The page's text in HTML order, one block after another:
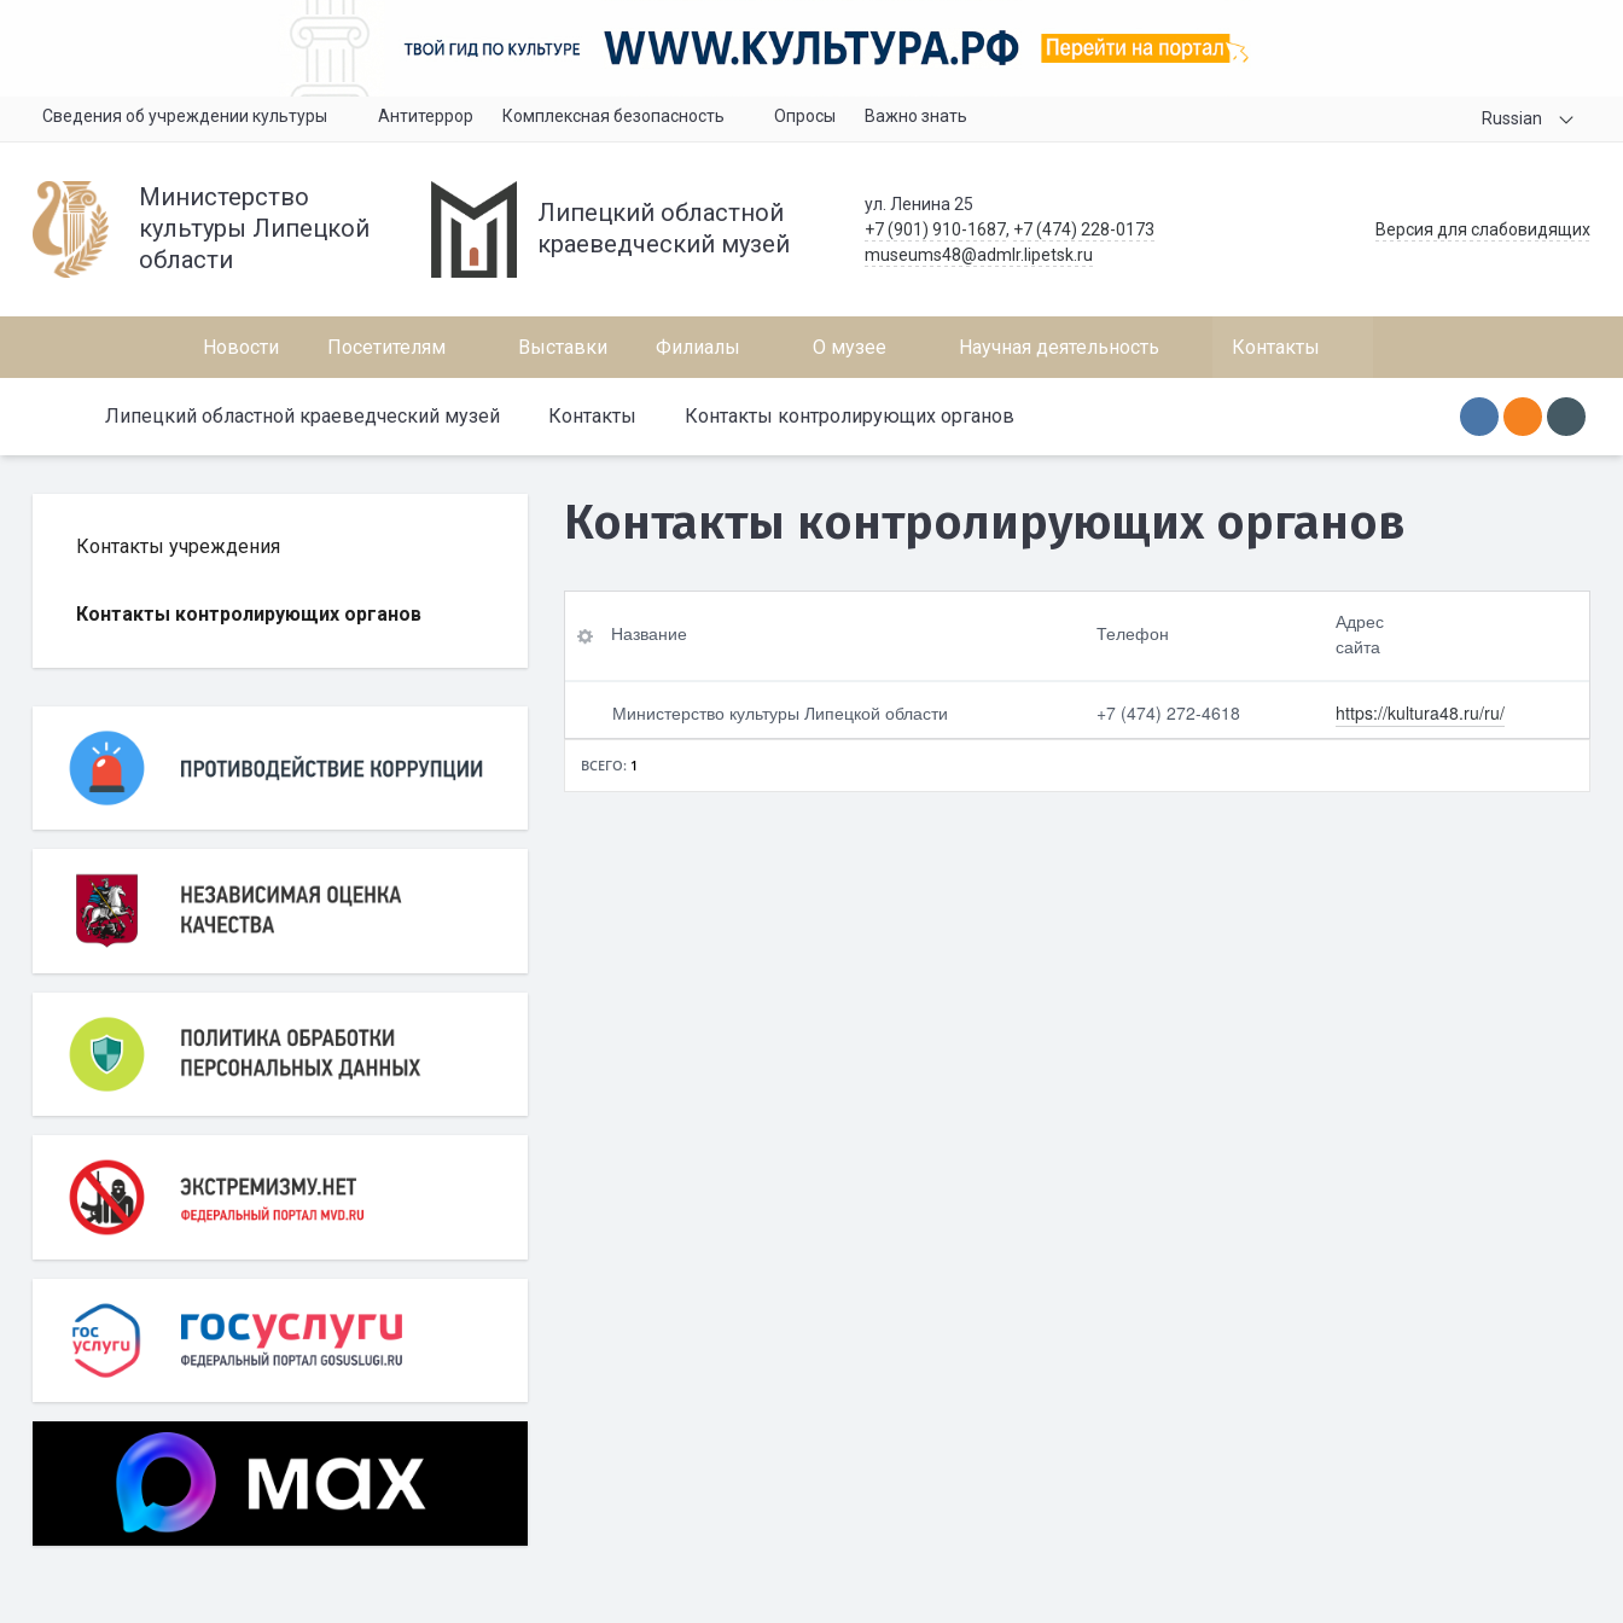
Сведения об учреждении культуры Антитеррор Комплексная безопасность Опросы Важно знать Russian
Министерство
культуры Липецкой
области
Липецкий областной
краеведческий музей
ул. Ленина 25
+7 (901) 910-1687, +7 (474) 228-0173
museums48@admlr.lipetsk.ru
Версия для слабовидящих
Новости Посетителям Выставки Филиалы О музее Научная деятельность Контакты
Липецкий областной краеведческий музей Контакты Контакты контролирующих органов
Контакты учреждения
Контакты контролирующих органов
Контакты контролирующих органов
По умолчанию Выбрать все Отменить все
Название Телефон
Адрес
сайта
Министерство культуры Липецкой области +7 (474) 272-4618 https://kultura48.ru/ru/
ВСЕГО: 1